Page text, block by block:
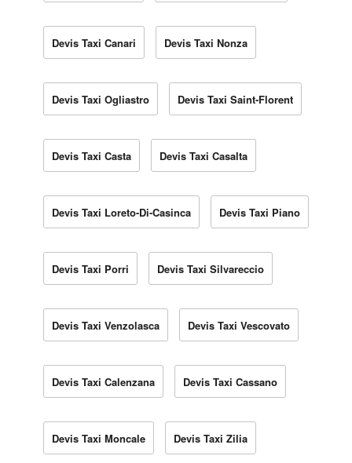
Devis Taxi Canari Devis Taxi Nonza
Devis Taxi Ogliastro Devis Taxi Saint-Florent
Devis Taxi Casta Devis Taxi Casalta
Devis Taxi Loreto-Di-Casinca Devis Taxi Piano
Devis Taxi Porri Devis Taxi Silvareccio
Devis Taxi Venzolasca Devis Taxi Vescovato
Devis Taxi Calenzana Devis Taxi Cassano
Devis Taxi Moncale Devis Taxi Zilia